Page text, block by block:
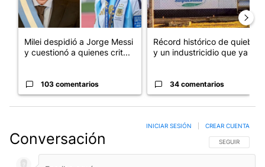
Milei despidió a Jorge Messi
y cuestionó a quienes crit...
103 comentarios
Récord histórico de quiebras
y un industricidio que ya ...
34 comentarios
Conversación SIGA ESTA
SEGUIR
INICIAR SESIÓN CREAR CUENTA